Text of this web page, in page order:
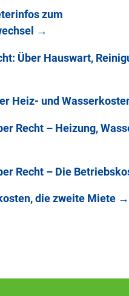
zum
→
Über Hauswart,
Heiz- und
Recht – Heizung,
Recht – Die
die zweite Miete →